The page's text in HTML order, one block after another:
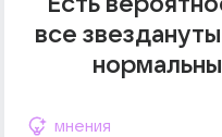
все
мнения